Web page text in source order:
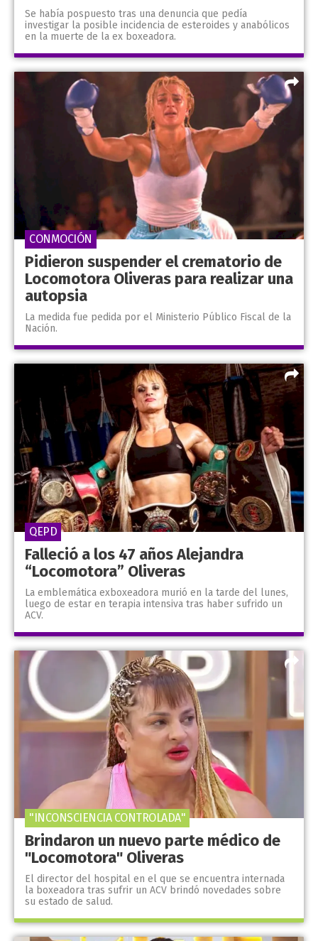
Se había pospuesto tras una denuncia que pedía
investigar la posible incidencia de esteroides y anabólicos
en la muerte de la ex boxeadora.
Pidieron suspender el crematorio de
Locomotora Oliveras para realizar una
autopsia
La medida fue pedida por el Ministerio Público Fiscal de la
Nación.
CONMOCIÓN
Falleció a los 47 años Alejandra
“Locomotora” Oliveras
La emblemática exboxeadora murió en la tarde del lunes,
luego de estar en terapia intensiva tras haber sufrido un
ACV.
QEPD
Brindaron un nuevo parte médico de
"Locomotora" Oliveras
El director del hospital en el que se encuentra internada
la boxeadora tras sufrir un ACV brindó novedades sobre
su estado de salud.
"INCONSCIENCIA CONTROLADA"